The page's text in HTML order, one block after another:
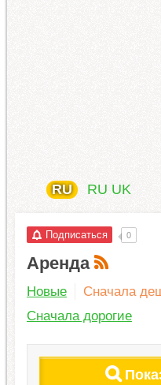
RU RU UK
Подписаться 0
Аренда
Новые
Сначала
Сначала дорогие